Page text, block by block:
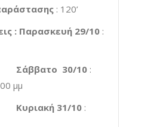
: 120’
: Παρασκευή 29/10 :
Σάββατο 30/10 :
μμ
Κυριακή 31/10 :